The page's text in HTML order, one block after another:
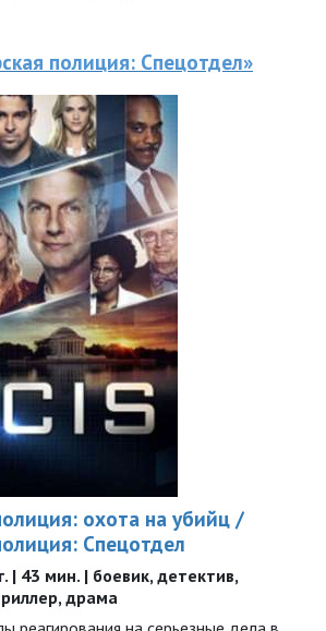
полиция: Спецотдел»
охота на убийц /
Спецотдел
| 43 мин. | боевик, детектив,
драма